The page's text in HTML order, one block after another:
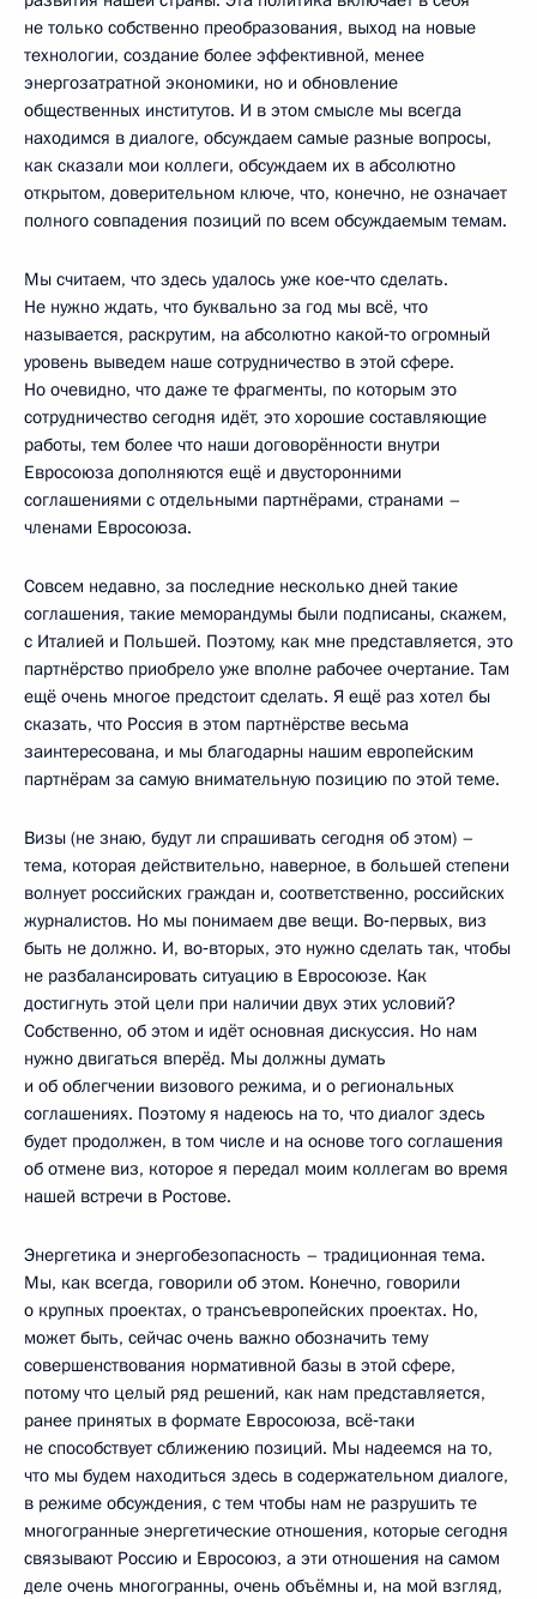
не только собственно преобразования, выход на новые
технологии, создание более эффективной, менее
энергозатратной экономики, но и обновление
общественных институтов. И в этом смысле мы всегда
находимся в диалоге, обсуждаем самые разные вопросы,
как сказали мои коллеги, обсуждаем их в абсолютно
открытом, доверительном ключе, что, конечно, не означает
полного совпадения позиций по всем обсуждаемым темам.
Мы считаем, что здесь удалось уже кое‑что сделать.
Не нужно ждать, что буквально за год мы всё, что
называется, раскрутим, на абсолютно какой‑то огромный
уровень выведем наше сотрудничество в этой сфере.
Но очевидно, что даже те фрагменты, по которым это
сотрудничество сегодня идёт, это хорошие составляющие
работы, тем более что наши договорённости внутри
Евросоюза дополняются ещё и двусторонними
соглашениями с отдельными партнёрами, странами –
членами Евросоюза.
Совсем недавно, за последние несколько дней такие
соглашения, такие меморандумы были подписаны, скажем,
с Италией и Польшей. Поэтому, как мне представляется, это
партнёрство приобрело уже вполне рабочее очертание. Там
ещё очень многое предстоит сделать. Я ещё раз хотел бы
сказать, что Россия в этом партнёрстве весьма
заинтересована, и мы благодарны нашим европейским
партнёрам за самую внимательную позицию по этой теме.
Визы (не знаю, будут ли спрашивать сегодня об этом) –
тема, которая действительно, наверное, в большей степени
волнует российских граждан и, соответственно, российских
журналистов. Но мы понимаем две вещи. Во‑первых, виз
быть не должно. И, во‑вторых, это нужно сделать так, чтобы
не разбалансировать ситуацию в Евросоюзе. Как
достигнуть этой цели при наличии двух этих условий?
Собственно, об этом и идёт основная дискуссия. Но нам
нужно двигаться вперёд. Мы должны думать
и об облегчении визового режима, и о региональных
соглашениях. Поэтому я надеюсь на то, что диалог здесь
будет продолжен, в том числе и на основе того соглашения
об отмене виз, которое я передал моим коллегам во время
нашей встречи в Ростове.
Энергетика и энергобезопасность – традиционная тема.
Мы, как всегда, говорили об этом. Конечно, говорили
о крупных проектах, о трансъевропейских проектах. Но,
может быть, сейчас очень важно обозначить тему
совершенствования нормативной базы в этой сфере,
потому что целый ряд решений, как нам представляется,
ранее принятых в формате Евросоюза, всё‑таки
не способствует сближению позиций. Мы надеемся на то,
что мы будем находиться здесь в содержательном диалоге,
в режиме обсуждения, с тем чтобы нам не разрушить те
многогранные энергетические отношения, которые сегодня
связывают Россию и Евросоюз, а эти отношения на самом
деле очень многогранны, очень объёмны и, на мой взгляд,